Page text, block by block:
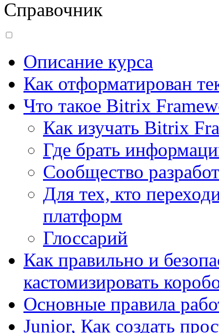
Справочник
Описание курса
Как отформатирован
Что такое Bitrix
Как изучать Bitrix
Где брать
Сообщество
Для тех, кто
платформ
Глоссарий
Как правильно и
кастомизировать
Основные правила
Junior, Как создать